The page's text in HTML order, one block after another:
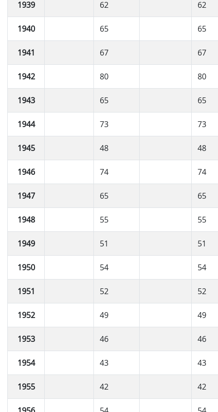
1939 62 62
1940 65 65
1941 67 67
1942 80 80
1943 65 65
1944 73 73
1945 48 48
1946 74 74
1947 65 65
1948 55 55
1949 51 51
1950 54 54
1951 52 52
1952 49 49
1953 46 46
1954 43 43
1955 42 42